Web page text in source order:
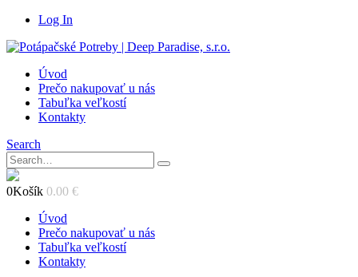
Log In
Úvod
Prečo nakupovať u nás
Tabuľka veľkostí
Kontakty
Search
0Košík 0.00 €
Úvod
Prečo nakupovať u nás
Tabuľka veľkostí
Kontakty